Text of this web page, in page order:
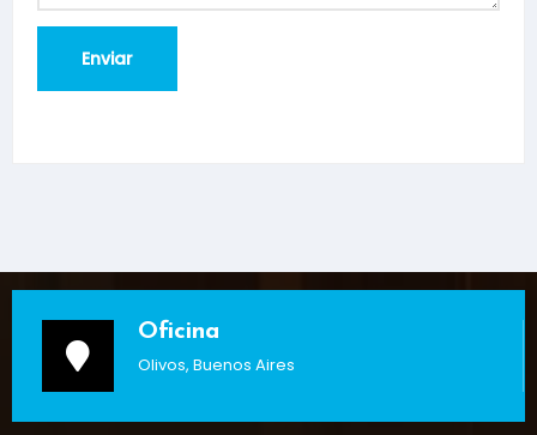
Oficina
Olivos, Buenos Aires